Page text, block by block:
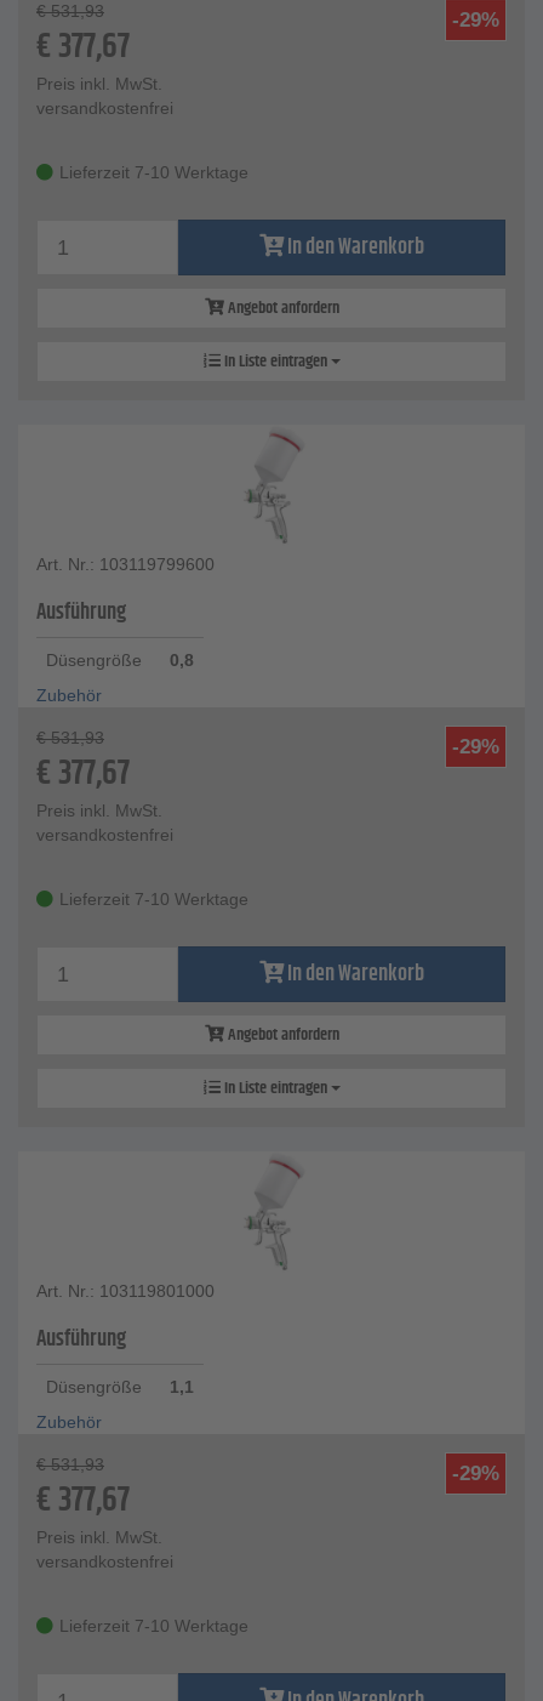
-29%
€ 531,93
€377,67
Preis inkl. MwSt.
versandkostenfrei
Lieferzeit 7-10 Werktage
In den Warenkorb
Angebot anfordern
In Liste eintragen
Art. Nr.: 103119799600
Ausführung
Düsengröße
0,8
Zubehör
-29%
€ 531,93
€377,67
Preis inkl. MwSt.
versandkostenfrei
Lieferzeit 7-10 Werktage
In den Warenkorb
Angebot anfordern
In Liste eintragen
Art. Nr.: 103119801000
Ausführung
Düsengröße
1,1
Zubehör
-29%
€ 531,93
€377,67
Preis inkl. MwSt.
versandkostenfrei
Lieferzeit 7-10 Werktage